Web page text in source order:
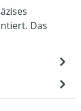
Das